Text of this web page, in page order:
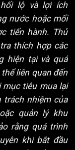
lộ và lợi ích
nước hoặc mối
tiến hành. Thủ
thích hợp các
hiện tại và quá
liên quan đến
tiêu mua lại
nhiệm của
quản lý khu
rằng quá trình
khi bắt đầu